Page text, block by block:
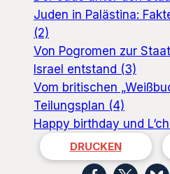
Juden in Palästina:
(2)
Von Pogromen zur
Israel entstand (3)
Vom britischen
Teilungsplan (4)
Happy birthday und
DRUCKEN